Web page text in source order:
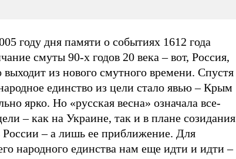
году дня памяти о событиях 1612 года
смуты 90-х годов 20 века – вот, Россия,
выходит из нового смутного времени. Спустя
единство из цели стало явью – Крым
ярко. Но «русская весна» означала все-
– как на Украине, так и в плане созидания
России – а лишь ее приближение. Для
народного единства нам еще идти и идти –